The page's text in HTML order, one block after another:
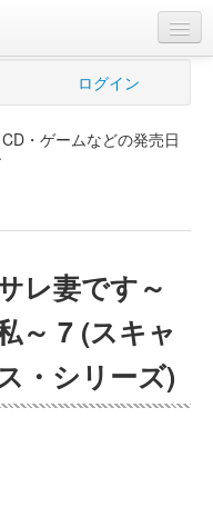
ログイン
・ゲームなどの発売日
レ妻です～
～ 7 (スキャ
・シリーズ)